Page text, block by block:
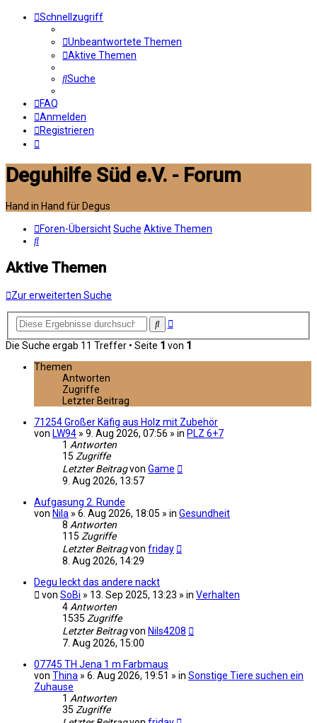
Schnellzugriff
Unbeantwortete Themen
Aktive Themen
Suche
FAQ
Anmelden
Registrieren
Deguhilfe Süd e.V. - Forum
Hand in Hand für Degus
Foren-ÜbersichtSuche Aktive Themen
Suche
Aktive Themen
Zur erweiterten Suche
SucheErweiterte
Die Suche ergab 11 Treffer • Seite 1 von 1
Themen
Antworten
Zugriffe
Letzter Beitrag
71254 Großer Käfig aus Holz mit Zubehör
von LW94 » 9. Aug 2026, 07:56 » in PLZ 6+7
1 Antworten
15 Zugriffe
Letzter Beitragvon Game
9. Aug 2026, 13:57
Aufgasung 2. Runde
von Nila » 6. Aug 2026, 18:05 » in Gesundheit
8 Antworten
115 Zugriffe
Letzter Beitragvon friday
8. Aug 2026, 14:29
Degu leckt das andere nackt
von SoBi » 13. Sep 2025, 13:23 » in Verhalten
4 Antworten
1535 Zugriffe
Letzter Beitragvon Nils4208
7. Aug 2026, 15:00
07745 TH Jena 1 m Farbmaus
von Thina » 6. Aug 2026, 19:51 » in Sonstige Tiere suchen ein
Zuhause
1 Antworten
35 Zugriffe